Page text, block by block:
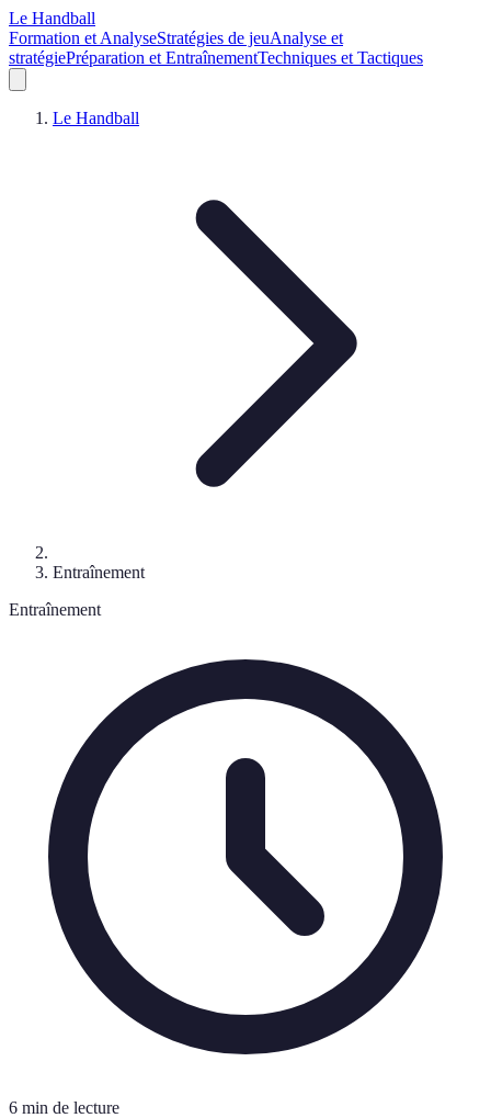
Le Handball
Formation et AnalyseStratégies de jeuAnalyse et
stratégiePréparation et EntraînementTechniques et Tactiques
Le Handball
Entraînement
Entraînement
6 min de lecture